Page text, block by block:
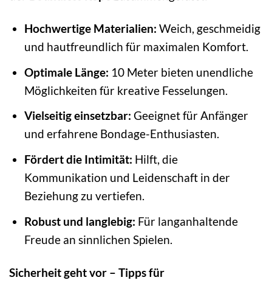
Hochwertige Materialien: Weich, geschmeidig
und hautfreundlich für maximalen Komfort.
Optimale Länge: 10 Meter bieten unendliche
Möglichkeiten für kreative Fesselungen.
Vielseitig einsetzbar: Geeignet für Anfänger
und erfahrene Bondage-Enthusiasten.
Fördert die Intimität: Hilft, die
Kommunikation und Leidenschaft in der
Beziehung zu vertiefen.
Robust und langlebig: Für langanhaltende
Freude an sinnlichen Spielen.
Sicherheit geht vor – Tipps für